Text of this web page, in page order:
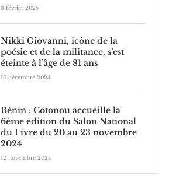
3 février 2025
Nikki Giovanni, icône de la
poésie et de la militance, s’est
éteinte à l’âge de 81 ans
10 décembre 2024
Bénin : Cotonou accueille la
6ème édition du Salon National
du Livre du 20 au 23 novembre
2024
12 novembre 2024